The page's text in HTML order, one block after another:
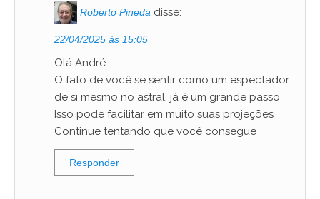
Roberto Pineda disse:
22/04/2025 às 15:05
Olá André
O fato de você se sentir como um espectador
de si mesmo no astral, já é um grande passo
Isso pode facilitar em muito suas projeções
Continue tentando que você consegue
Responder